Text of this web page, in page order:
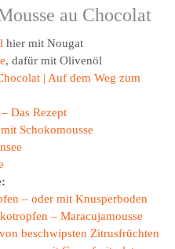
au Chocolat
hier mit Nougat
, dafür mit Olivenöl
| Auf dem Weg zum
Das Rezept
Schokomousse
– oder mit Knusperboden
– Maracujamousse
beschwipsten Zitrusfrüchten